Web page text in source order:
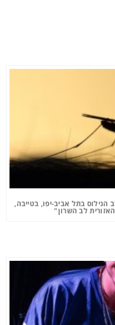
בתל אביב-יפו, בטייבה,
לב השרון"